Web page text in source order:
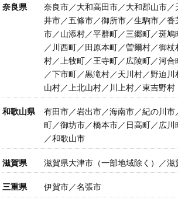
奈良県
奈良市／大和高田市／大和郡山市
井市／五條市／御所市／生駒市／
市／山添村／平群町／三郷町／斑
／川西町／田原本町／曽爾村／御
村／上牧町／王寺町／広陵町／河
／下市町／黒滝村／天川村／野迫
山村／上北山村／川上村／東吉野村
和歌山県
有田市／岩出市／海南市／紀の川市
町／御坊市／橋本市／日高町／広
／和歌山市
滋賀県 滋賀県大津市（一部地域除く）／滋
三重県 伊賀市／名張市